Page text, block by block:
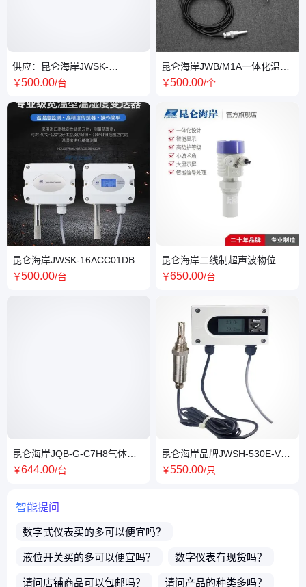
供应：昆仑海岸JWSK-
6W1C05D系列工业级宽温型温
￥500.00/台
昆仑海岸JWSK-16ACC01DB系
列温湿度变送器 金属分体式1米
￥500.00/台
昆仑海岸JQB-G-C7H8气体检
测仪固定式传感器
￥644.00/台
昆仑海岸JWB/M1A一体化温度
变送器 传感器 室内室外环境
￥500.00/个
昆仑海岸二线制超声波物位变
送器JCS-10T 4-20mA输出
￥650.00/台
昆仑海岸品牌JWSH-530E-VBD
型号变送器高精度
￥550.00/只
智能提问
数字式仪表买的多可以便宜吗？
液位开关买的多可以便宜吗？ 数字仪表有现货吗？
请问店铺商品可以包邮吗？ 请问产品的种类多吗？